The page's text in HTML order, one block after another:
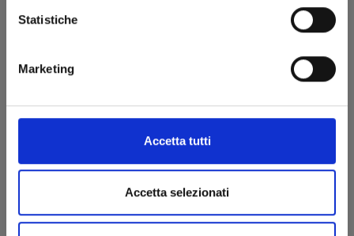
Statistiche
Marketing
Accetta tutti
Accetta selezionati
THE KING’S BEAST n. 15